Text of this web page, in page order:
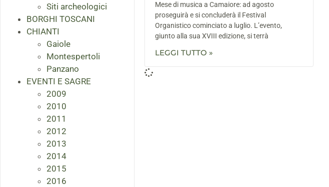
Siti archeologici
BORGHI TOSCANI
CHIANTI
Gaiole
Montespertoli
Panzano
EVENTI E SAGRE
2009
2010
2011
2012
2013
2014
2015
2016
Mese di musica a Camaiore: ad agosto
proseguirà e si concluderà il Festival
Organistico cominciato a luglio. L’evento,
giunto alla sua XVIII edizione, si terrà
LEGGI TUTTO »